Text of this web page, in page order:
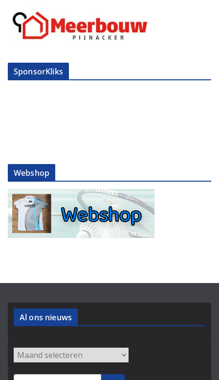
SponsorKliks
Webshop
Al ons nieuws
Archieven